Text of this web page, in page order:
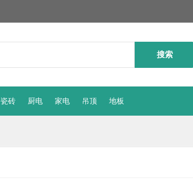
瓷砖 厨电 家电 吊顶 地板